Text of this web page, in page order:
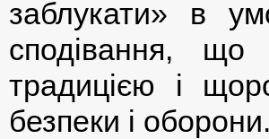
заблукати» в
сподівання,
традицією і
безпеки і оборони.